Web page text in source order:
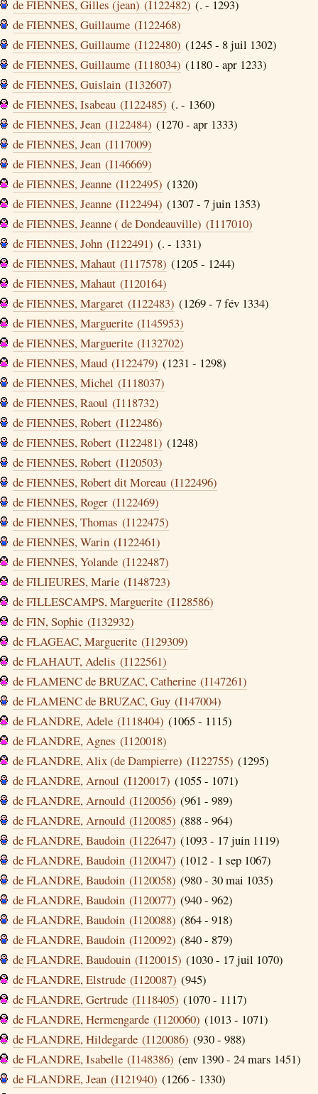
de FIENNES, Gilles (jean) (I122482) (. - 1293)
de FIENNES, Guillaume (I122468)
de FIENNES, Guillaume (I122480) (1245 - 8 juil 1302)
de FIENNES, Guillaume (I118034) (1180 - apr 1233)
de FIENNES, Guislain (I132607)
de FIENNES, Isabeau (I122485) (. - 1360)
de FIENNES, Jean (I122484) (1270 - apr 1333)
de FIENNES, Jean (I117009)
de FIENNES, Jean (I146669)
de FIENNES, Jeanne (I122495) (1320)
de FIENNES, Jeanne (I122494) (1307 - 7 juin 1353)
de FIENNES, Jeanne ( de Dondeauville) (I117010)
de FIENNES, John (I122491) (. - 1331)
de FIENNES, Mahaut (I117578) (1205 - 1244)
de FIENNES, Mahaut (I120164)
de FIENNES, Margaret (I122483) (1269 - 7 fév 1334)
de FIENNES, Marguerite (I145953)
de FIENNES, Marguerite (I132702)
de FIENNES, Maud (I122479) (1231 - 1298)
de FIENNES, Michel (I118037)
de FIENNES, Raoul (I118732)
de FIENNES, Robert (I122486)
de FIENNES, Robert (I122481) (1248)
de FIENNES, Robert (I120503)
de FIENNES, Robert dit Moreau (I122496)
de FIENNES, Roger (I122469)
de FIENNES, Thomas (I122475)
de FIENNES, Warin (I122461)
de FIENNES, Yolande (I122487)
de FILIEURES, Marie (I148723)
de FILLESCAMPS, Marguerite (I128586)
de FIN, Sophie (I132932)
de FLAGEAC, Marguerite (I129309)
de FLAHAUT, Adelis (I122561)
de FLAMENC de BRUZAC, Catherine (I147261)
de FLAMENC de BRUZAC, Guy (I147004)
de FLANDRE, Adele (I118404) (1065 - 1115)
de FLANDRE, Agnes (I120018)
de FLANDRE, Alix (de Dampierre) (I122755) (1295)
de FLANDRE, Arnoul (I120017) (1055 - 1071)
de FLANDRE, Arnould (I120056) (961 - 989)
de FLANDRE, Arnould (I120085) (888 - 964)
de FLANDRE, Baudoin (I122647) (1093 - 17 juin 1119)
de FLANDRE, Baudoin (I120047) (1012 - 1 sep 1067)
de FLANDRE, Baudoin (I120058) (980 - 30 mai 1035)
de FLANDRE, Baudoin (I120077) (940 - 962)
de FLANDRE, Baudoin (I120088) (864 - 918)
de FLANDRE, Baudoin (I120092) (840 - 879)
de FLANDRE, Baudouin (I120015) (1030 - 17 juil 1070)
de FLANDRE, Elstrude (I120087) (945)
de FLANDRE, Gertrude (I118405) (1070 - 1117)
de FLANDRE, Hermengarde (I120060) (1013 - 1071)
de FLANDRE, Hildegarde (I120086) (930 - 988)
de FLANDRE, Isabelle (I148386) (env 1390 - 24 mars 1451)
de FLANDRE, Jean (I121940) (1266 - 1330)